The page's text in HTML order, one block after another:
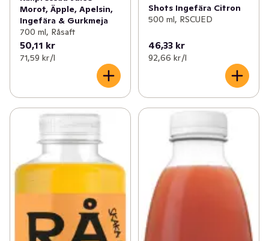
Morot, Äpple, Apelsin,
Ingefära & Gurkmeja
700 ml, Råsaft
50,11 kr
71,59 kr /l
Shots Ingefära Citron
500 ml, RSCUED
46,33 kr
92,66 kr /l